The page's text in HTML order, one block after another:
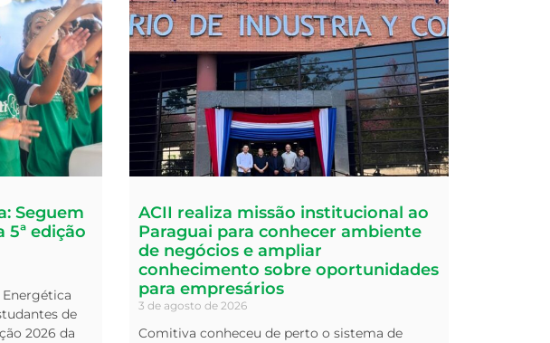
Seguem
5ª edição
de
2026 da
ACII realiza missão institucional ao
Paraguai para conhecer ambiente
de negócios e ampliar
conhecimento sobre oportunidades
para empresários
3 de agosto de 2026
Comitiva conheceu de perto o sistema de